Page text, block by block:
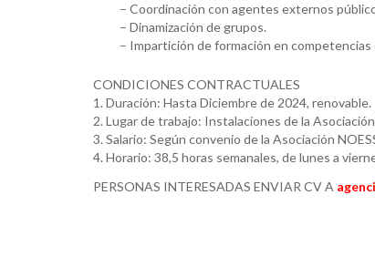
– Coordinación con agentes externos
– Dinamización de grupos.
– Impartición de formación en competencias
CONDICIONES CONTRACTUALES
1. Duración: Hasta Diciembre de 2024, renovable.
2. Lugar de trabajo: Instalaciones de la
3. Salario: Según convenio de la Asociación
4. Horario: 38,5 horas semanales, de lunes a
PERSONAS INTERESADAS ENVIAR CV A